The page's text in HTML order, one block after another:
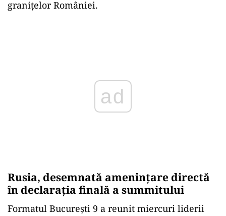
granițelor României.
Rusia, desemnată amenințare directă
în declarația finală a summitului
Formatul București 9 a reunit miercuri liderii